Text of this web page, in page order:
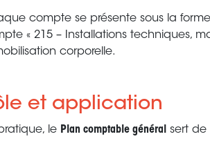
compte se présente sous la
« 215 – Installations techniques,
corporelle.
et application
le Plan comptable général sert de